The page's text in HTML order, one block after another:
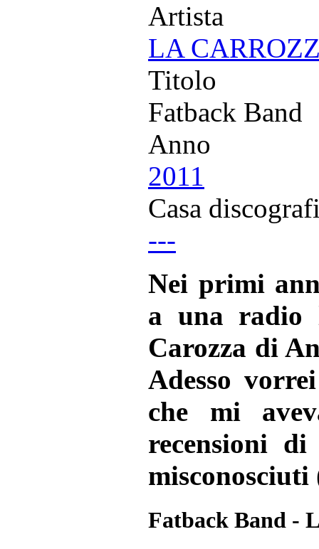
Artista
LA
Titolo
Fatback Band
Anno
2011
Casa
---
Nei primi
a una radio
Carozza di
Adesso
che mi
recensioni
Fatback Band -